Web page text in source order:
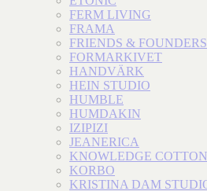
FERM LIVING
FRAMA
FRIENDS & FOUNDERS
FORMARKIVET
HANDVÄRK
HEIN STUDIO
HUMBLE
HUMDAKIN
IZIPIZI
JEANERICA
KNOWLEDGE COTTON
KORBO
KRISTINA DAM